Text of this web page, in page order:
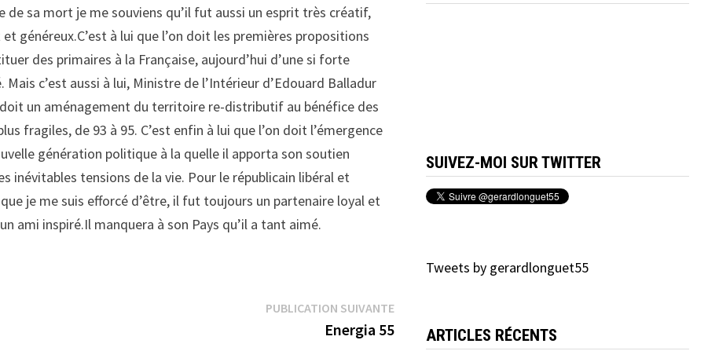
de sa mort je me souviens qu’il fut aussi un esprit très créatif,
généreux.C’est à lui que l’on doit les premières propositions
des primaires à la Française, aujourd’hui d’une si forte
Mais c’est aussi à lui, Ministre de l’Intérieur d’Edouard Balladur
doit un aménagement du territoire re-distributif au bénéfice des
fragiles, de 93 à 95. C’est enfin à lui que l’on doit l’émergence
génération politique à la quelle il apporta son soutien
inévitables tensions de la vie. Pour le républicain libéral et
je me suis efforcé d’être, il fut toujours un partenaire loyal et
ami inspiré.Il manquera à son Pays qu’il a tant aimé.
PUBLICATION SUIVANTEPublication
suivante :
Energia 55
SUIVEZ-MOI SUR TWITTER
Tweets by gerardlonguet55
ARTICLES RÉCENTS